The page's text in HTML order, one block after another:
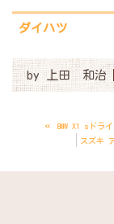
ダイハツ
by上田 和治
« BMW X1 sドラ
スズキ